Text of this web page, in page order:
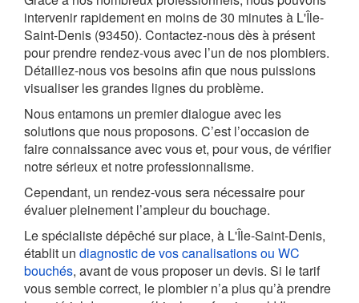
intervenir rapidement en moins de 30 minutes à L'Île-
Saint-Denis (93450). Contactez-nous dès à présent
pour prendre rendez-vous avec l’un de nos plombiers.
Détaillez-nous vos besoins afin que nous puissions
visualiser les grandes lignes du problème.
Nous entamons un premier dialogue avec les
solutions que nous proposons. C’est l’occasion de
faire connaissance avec vous et, pour vous, de vérifier
notre sérieux et notre professionnalisme.
Cependant, un rendez-vous sera nécessaire pour
évaluer pleinement l’ampleur du bouchage.
Le spécialiste dépêché sur place, à L'Île-Saint-Denis,
établit un diagnostic de vos canalisations ou WC
bouchés, avant de vous proposer un devis. Si le tarif
vous semble correct, le plombier n’a plus qu’à prendre